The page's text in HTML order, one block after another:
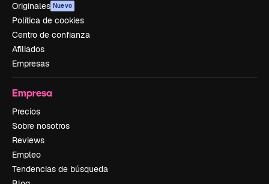
Originales Nuevo
Política de cookies
Centro de confianza
Afiliados
Empresas
Empresa
Precios
Sobre nosotros
Reviews
Empleo
Tendencias de búsqueda